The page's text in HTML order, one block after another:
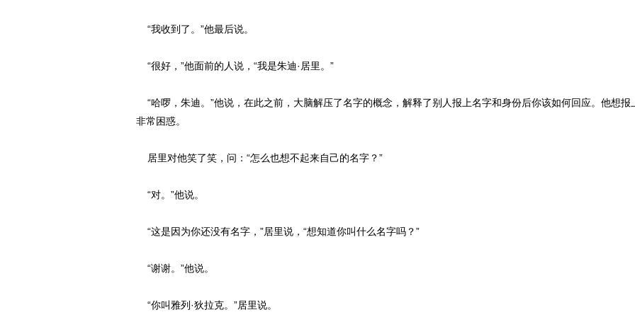
“我收到了。”他最后说。
“很好，”他面前的人说，“我是朱迪·居里。”
“哈啰，朱迪。”他说，在此之前，大脑解压了名字的概念，解释了别人报上名字和身份后你该如何回应。他想
非常困惑。
居里对他笑了笑，问：“怎么也想不起来自己的名字？”
“对。”他说。
“这是因为你还没有名字，”居里说，“想知道你叫什么名字吗？”
“谢谢。”他说。
“你叫雅列·狄拉克。”居里说。